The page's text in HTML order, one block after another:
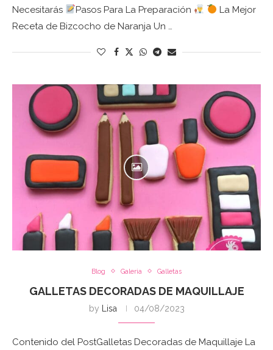
Necesitarás
Pasos Para La Preparación
La Mejor
Receta de Bizcocho de Naranja Un …
Blog Galeria Galletas
GALLETAS DECORADAS DE MAQUILLAJE
by Lisa 04/08/2023
Contenido del PostGalletas Decoradas de Maquillaje La